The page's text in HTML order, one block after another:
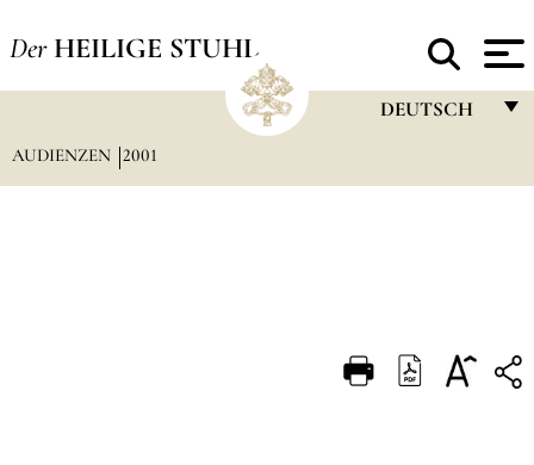
Der HEILIGE STUHL
DEUTSCH
DEUTSCH
AUDIENZEN 2001